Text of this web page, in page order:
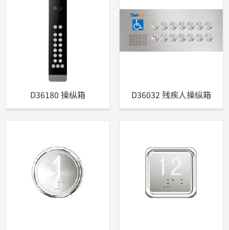
D36180 操纵箱 D36032 残疾人操纵箱